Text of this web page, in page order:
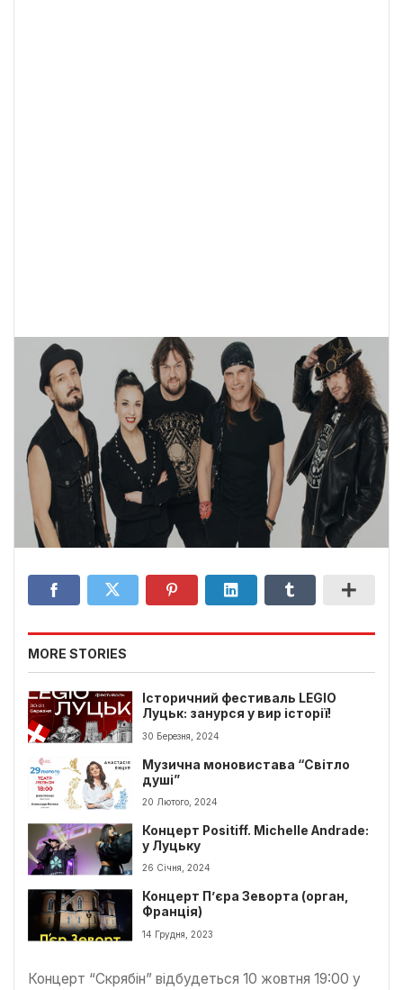
MORE STORIES
Історичний фестиваль LEGIO
Луцьк: занурся у вир історії!
30 Березня, 2024
Музична моновистава “Світло
душі”
20 Лютого, 2024
Концерт Positiff. Michelle Andrade:
у Луцьку
26 Січня, 2024
Концерт П’єра Зеворта (орган,
Франція)
14 Грудня, 2023
Концерт “Скрябін” відбудеться 10 жовтня 19:00 у